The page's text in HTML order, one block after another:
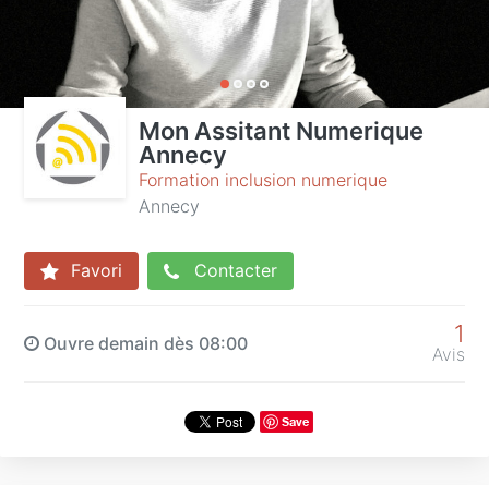
Mon Assitant Numerique
Annecy
Formation inclusion numerique
Annecy
Favori Contacter
Ouvre demain dès 08:00 1
Avis
Save